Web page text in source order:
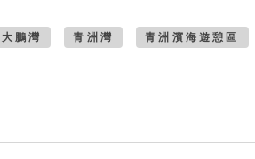
大鵬灣 青洲灣 青洲濱海遊憩區